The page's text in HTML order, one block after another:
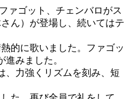
ァゴット、チェンバロがス
ん）が登場し、続いてはテ
的に歌いました。ファゴッ
みました。
、力強くリズムを刻み、短